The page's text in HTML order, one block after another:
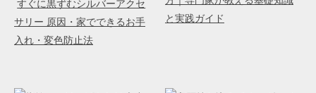
すぐに黒ずむシルバーアクセ
サリー 原因・家でできるお手
入れ・変色防止法
と実践ガイド